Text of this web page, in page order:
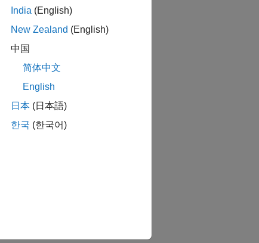
India (English)
New Zealand (English)
中国
简体中文
English
日本 (日本語)
한국 (한국어)